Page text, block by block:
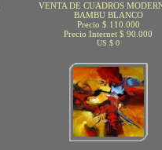
VENTA DE CUADROS
BAMBU BLANCO
Precio $ 110.000
Precio Internet $ 90.000
US $ 0